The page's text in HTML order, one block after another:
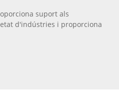
suport als
d'indústries i proporciona